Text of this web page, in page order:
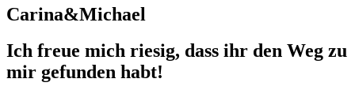
Carina&Michael
Ich freue mich riesig, dass ihr den Weg zu
mir gefunden habt!